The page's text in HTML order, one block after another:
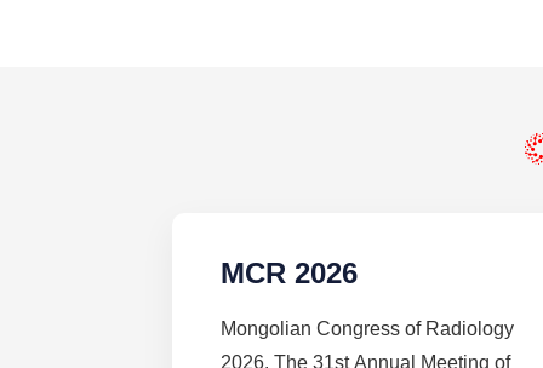
MCR 2026
Mongolian Congress of Radiology
2026. The 31st Annual Meeting of